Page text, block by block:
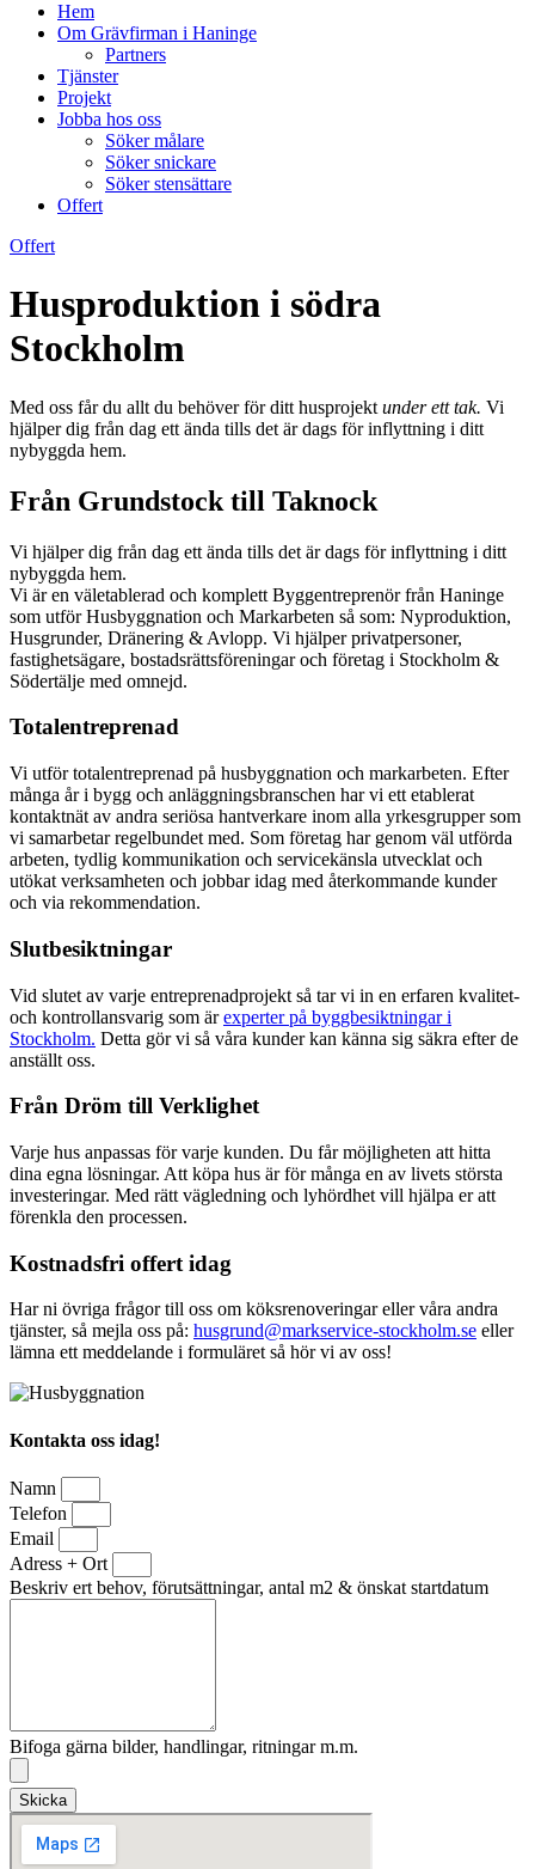
Hem
Om Grävfirman i Haninge
Partners
Tjänster
Projekt
Jobba hos oss
Söker målare
Söker snickare
Söker stensättare
Offert
Offert
Husproduktion i södra
Stockholm
Med oss får du allt du behöver för ditt husprojekt under ett tak. Vi
hjälper dig från dag ett ända tills det är dags för inflyttning i ditt
nybyggda hem.
Från Grundstock till Taknock
Vi hjälper dig från dag ett ända tills det är dags för inflyttning i ditt
nybyggda hem.
Vi är en väletablerad och komplett Byggentreprenör från Haninge
som utför Husbyggnation och Markarbeten så som: Nyproduktion,
Husgrunder, Dränering & Avlopp. Vi hjälper privatpersoner,
fastighetsägare, bostadsrättsföreningar och företag i Stockholm &
Södertälje med omnejd.
Totalentreprenad
Vi utför totalentreprenad på husbyggnation och markarbeten. Efter
många år i bygg och anläggningsbranschen har vi ett etablerat
kontaktnät av andra seriösa hantverkare inom alla yrkesgrupper som
vi samarbetar regelbundet med. Som företag har genom väl utförda
arbeten, tydlig kommunikation och servicekänsla utvecklat och
utökat verksamheten och jobbar idag med återkommande kunder
och via rekommendation.
Slutbesiktningar
Vid slutet av varje entreprenadprojekt så tar vi in en erfaren kvalitet-
och kontrollansvarig som ärexperter på byggbesiktningar i
Stockholm. Detta gör vi så våra kunder kan känna sig säkra efter de
anställt oss.
Från Dröm till Verklighet
Varje hus anpassas för varje kunden. Du får möjligheten att hitta
dina egna lösningar. Att köpa hus är för många en av livets största
investeringar. Med rätt vägledning och lyhördhet vill hjälpa er att
förenkla den processen.
Kostnadsfri offert idag
Har ni övriga frågor till oss om köksrenoveringar eller våra andra
tjänster, så mejla oss på: husgrund@markservice-stockholm.se eller
lämna ett meddelande i formuläret så hör vi av oss!
Kontakta oss idag!
Namn
Telefon
Email
Adress + Ort
Beskriv ert behov, förutsättningar, antal m2 & önskat startdatum
Bifoga gärna bilder, handlingar, ritningar m.m.
Skicka